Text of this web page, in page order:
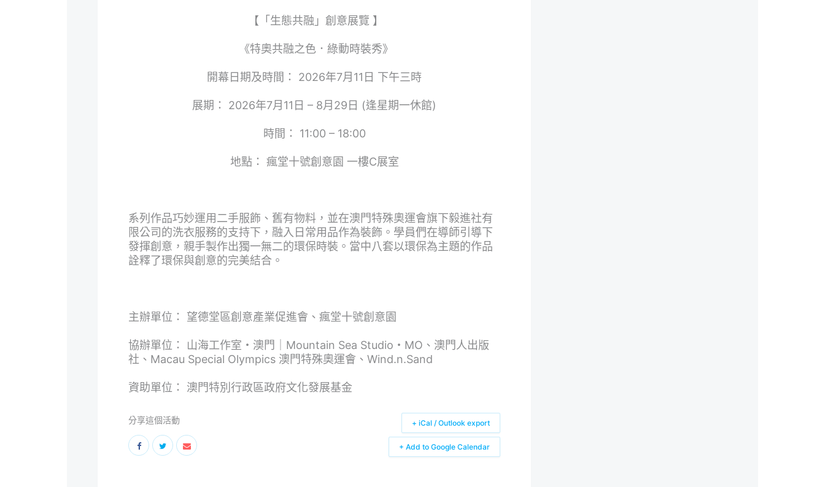
【「生態共融」創意展覽 】
《特奧共融之色．綠動時裝秀》
開幕日期及時間： 2026年7月11日 下午三時
展期： 2026年7月11日 – 8月29日 (逢星期一休館)
時間： 11:00 – 18:00
地點： 瘋堂十號創意園 一樓C展室
系列作品巧妙運用二手服飾、舊有物料，並在澳門特殊奧運會旗下毅進社有
限公司的洗衣服務的支持下，融入日常用品作為裝飾。學員們在導師引導下
發揮創意，親手製作出獨一無二的環保時裝。當中八套以環保為主題的作品
詮釋了環保與創意的完美結合。
主辦單位： 望德堂區創意產業促進會、瘋堂十號創意園
協辦單位： 山海工作室・澳門｜Mountain Sea Studio・MO、澳門人出版
社、Macau Special Olympics 澳門特殊奧運會、Wind.n.Sand
資助單位： 澳門特別行政區政府文化發展基金
分享這個活動
+ Add to Google Calendar
+ iCal / Outlook export